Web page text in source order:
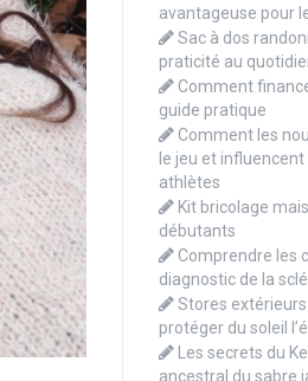
avantageuse pour
Sac à dos
praticité au
Comment
guide pratique
Comment les
le jeu et
athlètes
Kit bricolage
débutants
Comprendre les
diagnostic de la
Stores
protéger du soleil
Les secrets du
ancestral du sabre